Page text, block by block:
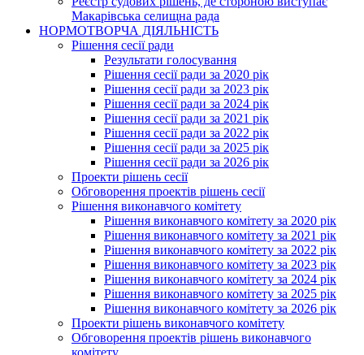
Макарівська селищна рада
НОРМОТВОРЧА ДІЯЛЬНІСТЬ
Рішення сесії ради
Результати голосування
Рішення сесії ради за 2020 рік
Рішення сесії ради за 2023 рік
Рішення сесії ради за 2024 рік
Рішення сесії ради за 2021 рік
Рішення сесії ради за 2022 рік
Рішення сесії ради за 2025 рік
Рішення сесії ради за 2026 рік
Проекти рішень сесії
Обговорення проектів рішень сесії
Рішення виконавчого комітету
Рішення виконавчого комітету за 2020 рік
Рішення виконавчого комітету за 2021 рік
Рішення виконавчого комітету за 2022 рік
Рішення виконавчого комітету за 2023 рік
Рішення виконавчого комітету за 2024 рік
Рішення виконавчого комітету за 2025 рік
Рішення виконавчого комітету за 2026 рік
Проекти рішень виконавчого комітету
Обговорення проектів рішень виконавчого
комітету